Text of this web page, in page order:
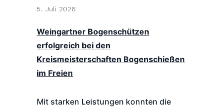
5. Juli 2026
Weingartner Bogenschützen
erfolgreich bei den
Kreismeisterschaften Bogenschießen
im Freien
Mit starken Leistungen konnten die